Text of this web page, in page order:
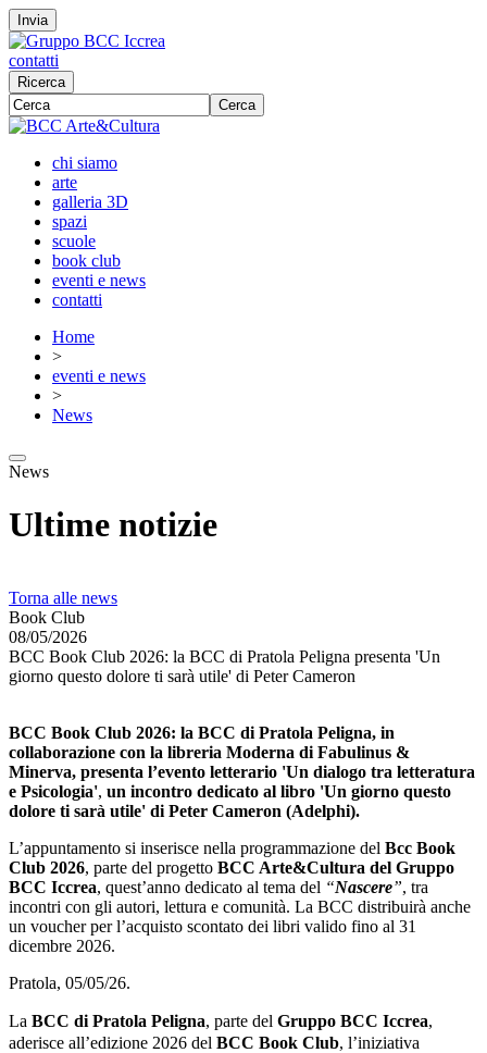
Invia
contatti
Ricerca
Cerca
chi siamo
arte
galleria 3D
spazi
scuole
book club
eventi e news
contatti
Home
>
eventi e news
>
News
News
Ultime notizie
Torna alle news
Book Club
08/05/2026
BCC Book Club 2026: la BCC di Pratola Peligna presenta 'Un
giorno questo dolore ti sarà utile' di Peter Cameron
BCC Book Club 2026: la BCC di Pratola Peligna, in
collaborazione con la libreria Moderna di Fabulinus &
Minerva, presenta l’evento letterario 'Un dialogo tra letteratura
e Psicologia', un incontro dedicato al libro 'Un giorno questo
dolore ti sarà utile' di Peter Cameron (Adelphi).
L’appuntamento si inserisce nella programmazione del Bcc Book
Club 2026, parte del progetto BCC Arte&Cultura del Gruppo
BCC Iccrea, quest’anno dedicato al tema del “Nascere”, tra
incontri con gli autori, lettura e comunità. La BCC distribuirà anche
un voucher per l’acquisto scontato dei libri valido fino al 31
dicembre 2026.
Pratola, 05/05/26.
La BCC di Pratola Peligna, parte del Gruppo BCC Iccrea,
aderisce all’edizione 2026 del BCC Book Club, l’iniziativa